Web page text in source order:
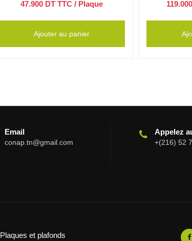
47.900 DT TTC/ Plaque
Ajouter au panier
119.000
Email
conap.tn@gmail.com
Appelez
+(216) 52
Plaques et plafonds